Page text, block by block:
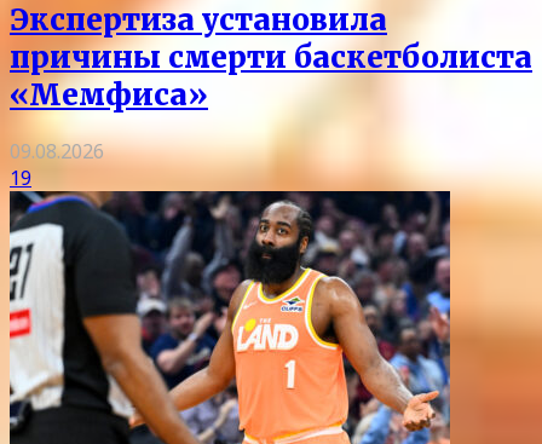
Экспертиза установила
причины смерти баскетболиста
«Мемфиса»
09.08.2026
19